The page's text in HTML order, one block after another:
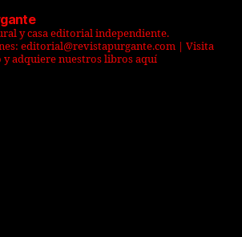
y casa editorial independiente.
editorial@revistapurgante.com | Visita
adquiere nuestros libros aquí